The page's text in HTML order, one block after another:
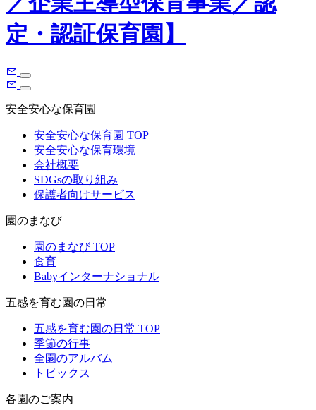
安全安心な保育園
安全安心な保育園 TOP
安全安心な保育環境
会社概要
SDGsの取り組み
保護者向けサービス
園のまなび
園のまなび TOP
食育
Babyインターナショナル
五感を育む園の日常
五感を育む園の日常 TOP
季節の行事
全園のアルバム
トピックス
各園のご案内